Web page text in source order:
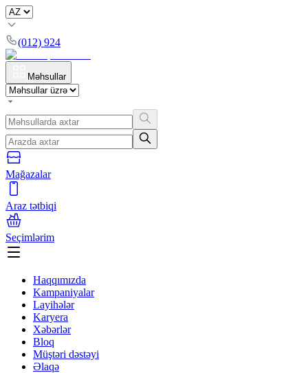
(012) 924
Məhsullar
Mağazalar
Araz tətbiqi
Seçimlərim
Haqqımızda
Kampaniyalar
Layihələr
Karyera
Xəbərlər
Bloq
Müştəri dəstəyi
Əlaqə